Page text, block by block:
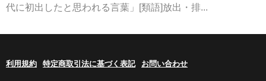
代に初出したと思われる言葉」[類語]放出・排...
利用規約 特定商取引法に基づく表記 お問い合わせ